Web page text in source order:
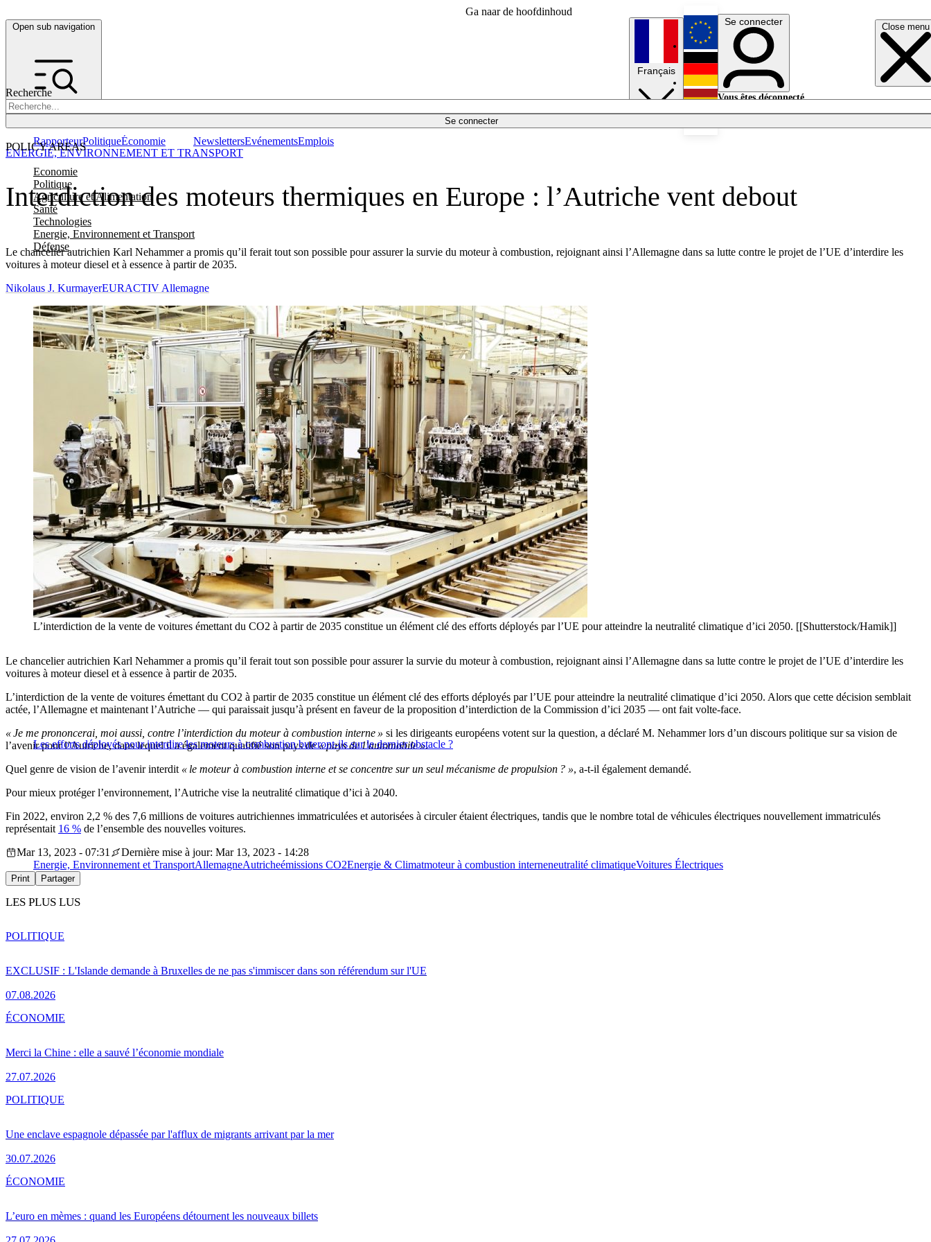
Ga naar de hoofdinhoud
Open sub navigation Close menu
Recherche
Se connecter
POLICY AREAS
Economie
Politique
Agriculture et Alimentation
Santé
Technologies
Energie, Environnement et Transport
Défense
RapporteurPolitiqueÉconomie NewslettersEvénementsEmplois
Français
English
Deutsch
Se connecter
Vous êtes déconnecté.
Interdiction des moteurs thermiques en Europe : l’Autriche vent debout
Le chancelier autrichien Karl Nehammer a promis qu’il ferait tout son possible pour assurer la survie du moteur à combustion, rejoignant ainsi l’Allemagne dans sa lutte contre le projet de l’UE d’interdire les
voitures à moteur diesel et à essence à partir de 2035.
ENERGIE, ENVIRONNEMENT ET TRANSPORT
Nikolaus J. KurmayerEURACTIV Allemagne
L’interdiction de la vente de voitures émettant du CO2 à partir de 2035 constitue un élément clé des efforts déployés par l’UE pour atteindre la neutralité climatique d’ici 2050. [[Shutterstock/Hamik]]
Le chancelier autrichien Karl Nehammer a promis qu’il ferait tout son possible pour assurer la survie du moteur à combustion, rejoignant ainsi l’Allemagne dans sa lutte contre le projet de l’UE d’interdire les
voitures à moteur diesel et à essence à partir de 2035.
L’interdiction de la vente de voitures émettant du CO2 à partir de 2035 constitue un élément clé des efforts déployés par l’UE pour atteindre la neutralité climatique d’ici 2050. Alors que cette décision semblait
actée, l’Allemagne et maintenant l’Autriche — qui paraissait jusqu’à présent en faveur de la proposition d’interdiction de la Commission d’ici 2035 — ont fait volte-face.
Les efforts déployés pour interdire les moteurs à combustion buteront-ils sur le dernier obstacle ?
« Je me prononcerai, moi aussi, contre l’interdiction du moteur à combustion interne » si les dirigeants européens votent sur la question, a déclaré M. Nehammer lors d’un discours politique sur sa vision de
l’avenir pour l’Autriche, dans lequel il a également qualifié son pays de« pays de l’automobile ».
Quel genre de vision de l’avenir interdit « le moteur à combustion interne et se concentre sur un seul mécanisme de propulsion ? », a-t-il également demandé.
Pour mieux protéger l’environnement, l’Autriche vise la neutralité climatique d’ici à 2040.
Fin 2022, environ 2,2 % des 7,6 millions de voitures autrichiennes immatriculées et autorisées à circuler étaient électriques, tandis que le nombre total de véhicules électriques nouvellement immatriculés
représentait 16 % de l’ensemble des nouvelles voitures.
Mar 13, 2023 - 07:31
Dernière mise à jour: Mar 13, 2023 - 14:28
Energie, Environnement et TransportAllemagneAutricheémissions CO2Energie & Climatmoteur à combustion interneneutralité climatiqueVoitures Électriques
Print Partager
LES PLUS LUS
EXCLUSIF : L'Islande demande à Bruxelles de ne pas s'immiscer dans son référendum sur l'UE
07.08.2026
POLITIQUE
Merci la Chine : elle a sauvé l’économie mondiale
27.07.2026
ÉCONOMIE
Une enclave espagnole dépassée par l'afflux de migrants arrivant par la mer
30.07.2026
POLITIQUE
L’euro en mèmes : quand les Européens détournent les nouveaux billets
ÉCONOMIE